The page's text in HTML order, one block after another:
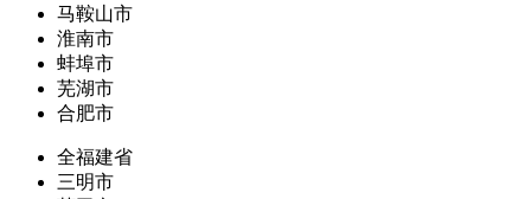
马鞍山市
淮南市
蚌埠市
芜湖市
合肥市
全福建省
三明市